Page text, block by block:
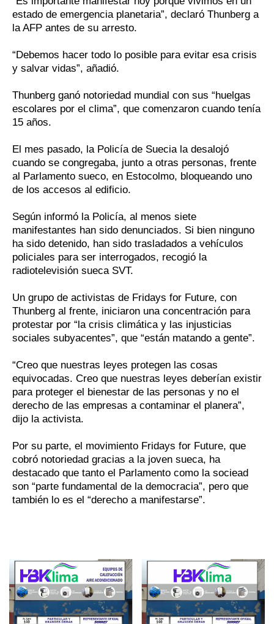
estado de emergencia planetaria”, declaró Thunberg a
la AFP antes de su arresto.
“Debemos hacer todo lo posible para evitar esa crisis
y salvar vidas”, añadió.
Thunberg ganó notoriedad mundial con sus “huelgas
escolares por el clima”, que comenzaron cuando tenía
15 años.
El mes pasado, la Policía de Suecia la desalojó
cuando se congregaba, junto a otras personas, frente
al Parlamento sueco, en Estocolmo, bloqueando uno
de los accesos al edificio.
Según informó la Policía, al menos siete
manifestantes han sido denunciados. Si bien ninguno
ha sido detenido, han sido trasladados a vehículos
policiales para ser interrogados, recogió la
radiotelevisión sueca SVT.
Un grupo de activistas de Fridays for Future, con
Thunberg al frente, iniciaron una concentración para
protestar por “la crisis climática y las injusticias
sociales subyacentes”, que “están matando a gente”.
“Creo que nuestras leyes protegen las cosas
equivocadas. Creo que nuestras leyes deberían existir
para proteger el bienestar de las personas y no el
derecho de las empresas a contaminar el planera”,
dijo la activista.
Por su parte, el movimiento Fridays for Future, que
cobró notoriedad gracias a la joven sueca, ha
destacado que tanto el Parlamento como la sociead
son “parte fundamental de la democracia”, pero que
también lo es el “derecho a manifestarse”.